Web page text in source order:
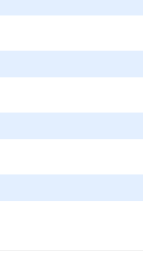
。そして世界有数のグローバルフ
％がキャリア人材、事業会社出身
徴です。
ける取引の継続率は85％以上。
答えくださるお客様は80％と評